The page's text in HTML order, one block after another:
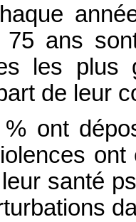
ans
les plus
de leur
ont
santé